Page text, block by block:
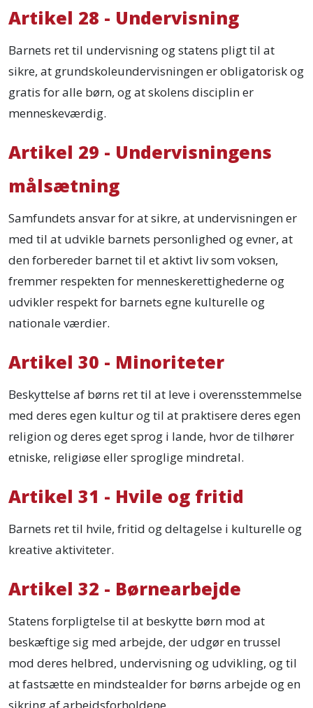
Artikel 28 - Undervisning
Barnets ret til undervisning og statens pligt til at
sikre, at grundskoleundervisningen er obligatorisk og
gratis for alle børn, og at skolens disciplin er
menneskeværdig.
Artikel 29 - Undervisningens
målsætning
Samfundets ansvar for at sikre, at undervisningen er
med til at udvikle barnets personlighed og evner, at
den forbereder barnet til et aktivt liv som voksen,
fremmer respekten for menneskerettighederne og
udvikler respekt for barnets egne kulturelle og
nationale værdier.
Artikel 30 - Minoriteter
Beskyttelse af børns ret til at leve i overensstemmelse
med deres egen kultur og til at praktisere deres egen
religion og deres eget sprog i lande, hvor de tilhører
etniske, religiøse eller sproglige mindretal.
Artikel 31 - Hvile og fritid
Barnets ret til hvile, fritid og deltagelse i kulturelle og
kreative aktiviteter.
Artikel 32 - Børnearbejde
Statens forpligtelse til at beskytte børn mod at
beskæftige sig med arbejde, der udgør en trussel
mod deres helbred, undervisning og udvikling, og til
at fastsætte en mindstealder for børns arbejde og en